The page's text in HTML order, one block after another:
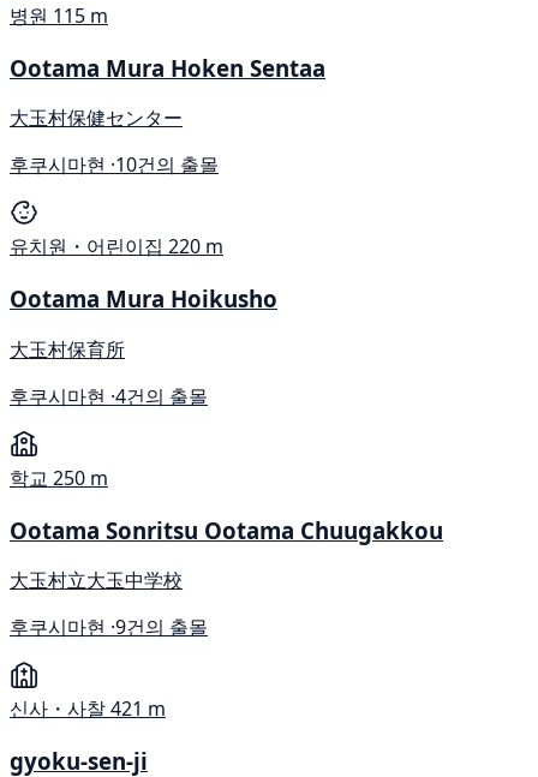
병원 115 m
Ootama Mura Hoken Sentaa
大玉村保健センター
후쿠시마현 ·10건의 출몰
유치원・어린이집 220 m
Ootama Mura Hoikusho
大玉村保育所
후쿠시마현 ·4건의 출몰
학교 250 m
Ootama Sonritsu Ootama Chuugakkou
大玉村立大玉中学校
후쿠시마현 ·9건의 출몰
신사・사찰421 m
gyoku-sen-ji